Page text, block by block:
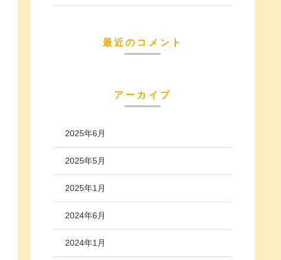
最近のコメント
アーカイブ
2025年6月
2025年5月
2025年1月
2024年6月
2024年1月